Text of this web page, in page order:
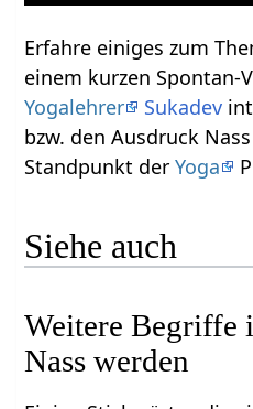
Erfahre einiges zum
einem kurzen Spontan-
Yogalehrer
Sukadev
bzw. den Ausdruck Nass
Standpunkt derYoga
Siehe auch
Weitere Begriffe